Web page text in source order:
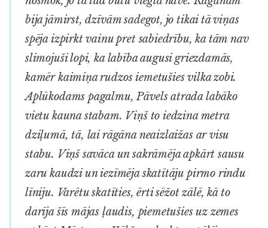
bija jāmirst, dzīvām sadegot, jo tikai tā viņas
spēja izpirkt vainu pret sabiedrību, ka tām nav
slimojuši lopi, ka labība augusi griezdamās,
kamēr kaimiņa rudzos iemetušies vilka zobi.
Aplūkodams pagalmu, Pāvels atrada labāko
vietu kauna stabam. Viņš to iedzina metra
dziļumā, tā, lai rāgāna neaizlaižas ar visu
stabu. Viņš savāca un sakrāmēja apkārt sausu
zaru kaudzi un iezīmēja skatītāju pirmo rindu
līniju. Varētu skatīties, ērti sēžot zālē, kā to
darīja šīs mājas ļaudis, piemetušies uz zemes